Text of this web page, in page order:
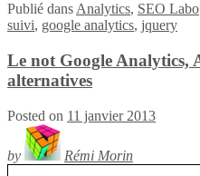
Publié dans Analytics, SEO Labo
suivi, google analytics, jquery
Le not Google Analytics,
alternatives
Posted on 11 janvier 2013
by Rémi Morin